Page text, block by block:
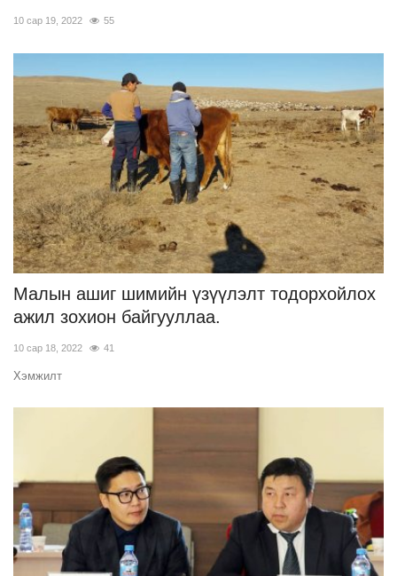
10 сар 19, 2022 55
Малын ашиг шимийн үзүүлэлт тодорхойлох
ажил зохион байгууллаа.
10 сар 18, 2022 41
Хэмжилт